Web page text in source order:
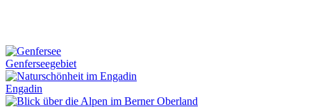
Genferseegebiet
Engadin